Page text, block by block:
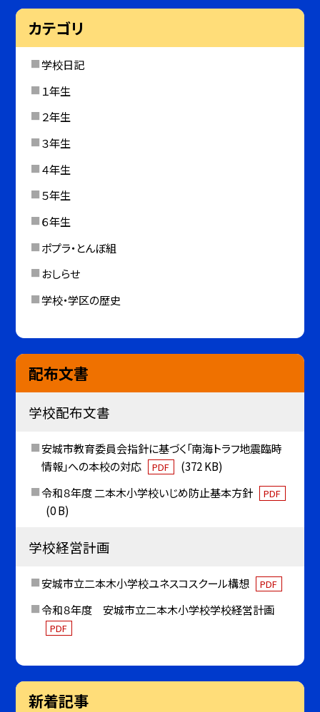
カテゴリ
学校日記
１年生
２年生
３年生
４年生
５年生
６年生
ポプラ・とんぼ組
おしらせ
学校・学区の歴史
配布文書
学校配布文書
安城市教育委員会指針に基づく「南海トラフ地震臨時
情報」への本校の対応
PDF
(372 KB)
令和８年度 二本木小学校いじめ防止基本方針
PDF
(0 B)
学校経営計画
安城市立二本木小学校ユネスコスクール構想 PDF
令和８年度 安城市立二本木小学校学校経営計画
PDF
新着記事